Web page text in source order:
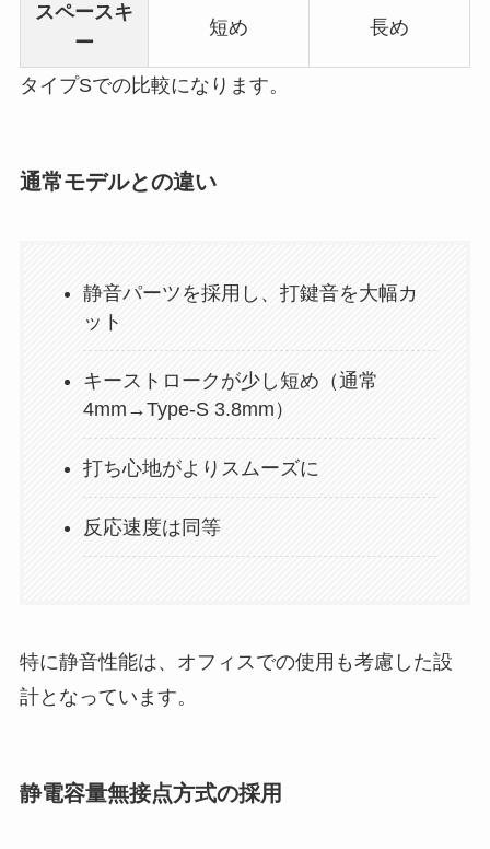
スペースキ
ー
短め 長め
タイプSでの比較になります。
通常モデルとの違い
静音パーツを採用し、打鍵音を大幅カ
ット
キーストロークが少し短め（通常
4mm→Type-S 3.8mm）
打ち心地がよりスムーズに
反応速度は同等
特に静音性能は、オフィスでの使用も考慮した設
計となっています。
静電容量無接点方式の採用